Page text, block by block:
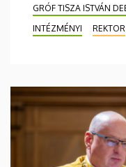
GRÓF TISZA ISTVÁN
INTÉZMÉNYI
REKTOR